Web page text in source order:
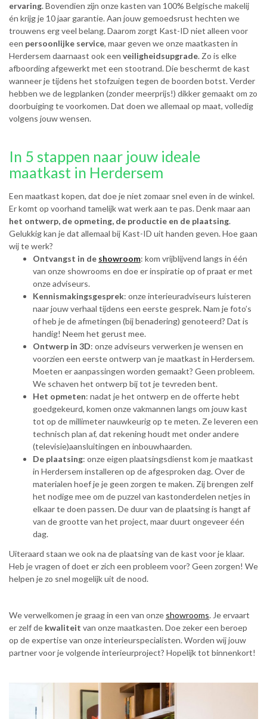
ervaring. Bovendien zijn onze kasten van 100% Belgische makelij
én krijg je 10 jaar garantie. Aan jouw gemoedsrust hechten we
trouwens erg veel belang. Daarom zorgt Kast-ID niet alleen voor
een persoonlijke service, maar geven we onze maatkasten in
Herdersem daarnaast ook een veiligheidsupgrade. Zo is elke
afboording afgewerkt met een stootrand. Die beschermt de kast
wanneer je tijdens het stofzuigen tegen de boorden botst. Verder
hebben we de legplanken (zonder meerprijs!) dikker gemaakt om zo
doorbuiging te voorkomen. Dat doen we allemaal op maat, volledig
volgens jouw wensen.
In 5 stappen naar jouw ideale
maatkast in Herdersem
Een maatkast kopen, dat doe je niet zomaar snel even in de winkel.
Er komt op voorhand tamelijk wat werk aan te pas. Denk maar aan
het ontwerp, de opmeting, de productie en de plaatsing.
Gelukkig kan je dat allemaal bij Kast-ID uit handen geven. Hoe gaan
wij te werk?
Ontvangst in de showroom: kom vrijblijvend langs in één
van onze showrooms en doe er inspiratie op of praat er met
onze adviseurs.
Kennismakingsgesprek: onze interieuradviseurs luisteren
naar jouw verhaal tijdens een eerste gesprek. Nam je foto’s
of heb je de afmetingen (bij benadering) genoteerd? Dat is
handig! Neem het gerust mee.
Ontwerp in 3D: onze adviseurs verwerken je wensen en
voorzien een eerste ontwerp van je maatkast in Herdersem.
Moeten er aanpassingen worden gemaakt? Geen probleem.
We schaven het ontwerp bij tot je tevreden bent.
Het opmeten: nadat je het ontwerp en de offerte hebt
goedgekeurd, komen onze vakmannen langs om jouw kast
tot op de millimeter nauwkeurig op te meten. Ze leveren een
technisch plan af, dat rekening houdt met onder andere
(televisie)aansluitingen en inbouwhaarden.
De plaatsing: onze eigen plaatsingsdienst kom je maatkast
in Herdersem installeren op de afgesproken dag. Over de
materialen hoef je je geen zorgen te maken. Zij brengen zelf
het nodige mee om de puzzel van kastonderdelen netjes in
elkaar te doen passen. De duur van de plaatsing is hangt af
van de grootte van het project, maar duurt ongeveer één
dag.
Uiteraard staan we ook na de plaatsing van de kast voor je klaar.
Heb je vragen of doet er zich een probleem voor? Geen zorgen! We
helpen je zo snel mogelijk uit de nood.
We verwelkomen je graag in een van onze showrooms. Je ervaart
er zelf de kwaliteit van onze maatkasten. Doe zeker een beroep
op de expertise van onze interieurspecialisten. Worden wij jouw
partner voor je volgende interieurproject? Hopelijk tot binnenkort!